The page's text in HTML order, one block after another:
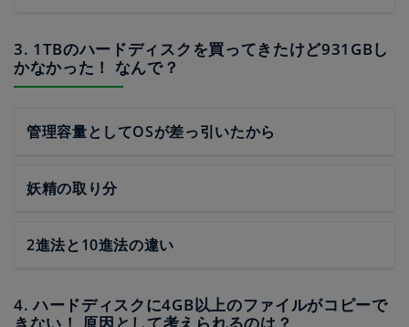
3. 1TBのハードディスクを買ってきたけど931GBし
かなかった！ なんで？
管理容量としてOSが差っ引いたから
妖精の取り分
2進法と10進法の違い
4. ハードディスクに4GB以上のファイルがコピーで